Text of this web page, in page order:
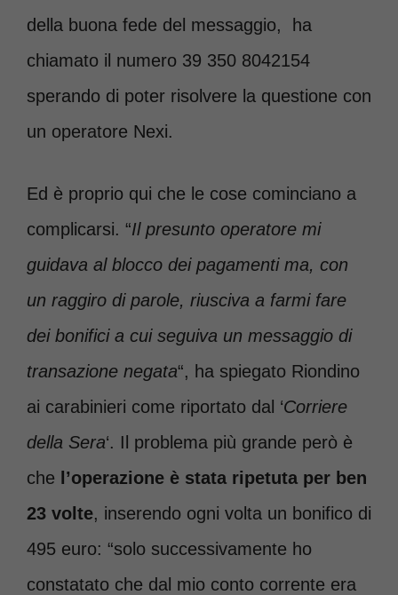
della buona fede del messaggio, ha
chiamato il numero 39 350 8042154
sperando di poter risolvere la questione con
un operatore Nexi.
Ed è proprio qui che le cose cominciano a
complicarsi. “Il presunto operatore mi
guidava al blocco dei pagamenti ma, con
un raggiro di parole, riusciva a farmi fare
dei bonifici a cui seguiva un messaggio di
transazione negata“, ha spiegato Riondino
ai carabinieri come riportato dal ‘Corriere
della Sera‘. Il problema più grande però è
che l’operazione è stata ripetuta per ben
23 volte, inserendo ogni volta un bonifico di
495 euro: “solo successivamente ho
constatato che dal mio conto corrente era